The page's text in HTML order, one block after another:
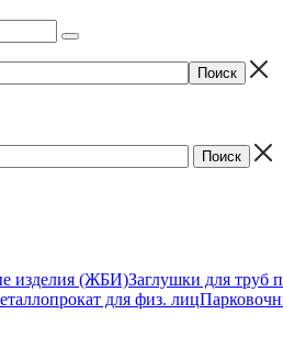
изделия (ЖБИ)Заглушки для труб
для физ. лиц